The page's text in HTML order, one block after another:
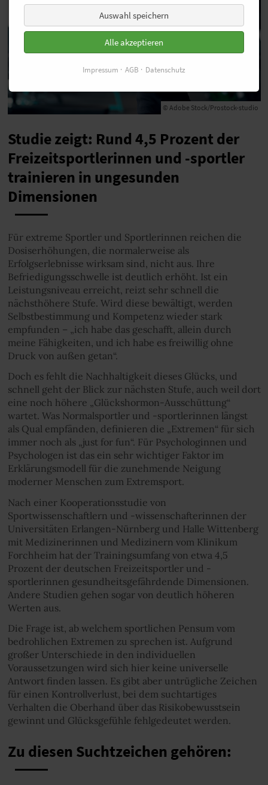
© Adobe Stock/Prostock-studio
Studie zeigt: Rund 4,5 Prozent der
Freizeitsportlerinnen und -sportler
trainieren in ungesunden
Dimensionen
Für extreme Sportler und Sportlerinnen reichen die
Dosiserhöhungen, die normalerweise als
Erfolgserlebnisse wirksam sind, nicht aus. Ihre
Befriedigungsschwelle ist deutlich erhöht. Ist ein
Leistungsniveau erreicht, reizt sehr schnell die
nächsthöhere Stufe. Wird diese bewältigt, werden
Selbstbestimmung und Kompetenz wieder stark
empfunden – „ich habe das geschafft, allein durch
meine Fähigkeiten, und ich habe es freiwillig ohne
Druck von außen getan“.
Doch es fehlt die Nachhaltigkeit dieses Glücks, und
schnell geht der Blick zur nächsten Stufe, auch weil dort
eine noch höhere „Glückshormon-Ausschüttung“
wartet. Was Normalsportler und -sportlerinnen längst
als Qual empfänden, definieren die „Extremen“ für sich
immer noch als „just for fun“. Für Psychologinnen und
Psychologen ist das ein sehr wichtiger Faktor im
Erklärungsmodell für die zunehmende Neigung
moderner Menschen zum Extremsport.
Nach einer Kooperationsstudie von
Sportwissenschaftlern und -wissenschafterinnen der
Universitäten Erlangen-Nürnberg und Halle Wittenberg
mit Medizinerinnen und Medizinern vom Klinikum
Forchheim hat der Trainingsumfang von etwa 4,5
Prozent der deutschen Freizeitsportler und -
sportlerinnen gesundheitsgefährdende Dimensionen.
Andere Studien gehen sogar von deutlich höheren
Werten aus.
Die Frage ist, ab welchem sportlichen Pensum vom
bedrohlichen Extremen zu sprechen ist. Aufgrund
großer Unterschiede in den individuellen
Voraussetzungen wird sich hier keine universelle
Antwort finden lassen. Es gibt aber untrügliche Zeichen
für einen Kontrollverlust, bei dem suchtartiges
Verhalten die Oberhand über das Risikobewusstsein
gewinnt und Glücksgefühle fehlgedeutet werden.
Zu diesen Suchtzeichen gehören:
Auswahl speichern
Alle akzeptieren
Impressum AGB Datenschutz